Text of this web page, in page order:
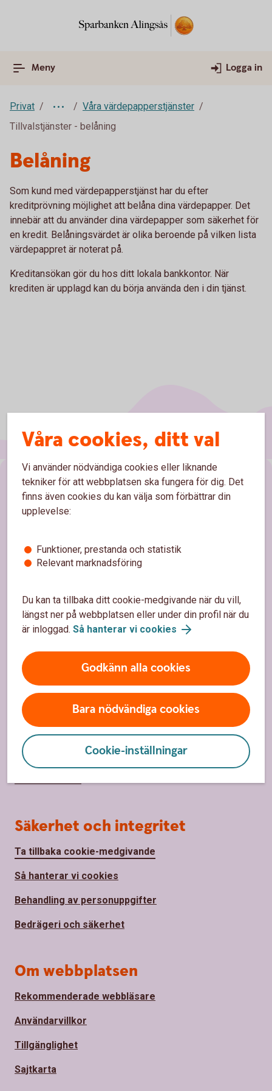
Meny Logga in
Privat
Våra värdepapperstjänster
Tillvalstjänster - belåning
Belåning
Som kund med värdepapperstjänst har du efter
kreditprövning möjlighet att belåna dina värdepapper. Det
innebär att du använder dina värdepapper som säkerhet för
en kredit. Belåningsvärdet är olika beroende på vilken lista
värdepappret är noterat på.
Kreditansökan gör du hos ditt lokala bankkontor. När
krediten är upplagd kan du börja använda den i din tjänst.
Våra cookies, ditt val
Vi använder nödvändiga cookies eller liknande
tekniker för att webbplatsen ska fungera för dig. Det
finns även cookies du kan välja som förbättrar din
upplevelse:
Funktioner, prestanda och statistik
Relevant marknadsföring
Du kan ta tillbaka ditt cookie-medgivande när du vill,
längst ner på webbplatsen eller under din profil när du
är inloggad. Så hanterar vi cookies
Godkänn alla cookies
Bara nödvändiga cookies
Cookie-inställningar
Sidfot
Hitta snabbt
Kontakta oss
Hitta bankkontor
Priser, räntor och kurser
Om oss
Om Sparbanken Alingsås
Hållbarhet
Samhällsengagemang
Press
Säkerhet och integritet
Ta tillbaka cookie-medgivande
Så hanterar vi cookies
Behandling av personuppgifter
Bedrägeri och säkerhet
Om webbplatsen
Rekommenderade webbläsare
Användarvillkor
Tillgänglighet
Sajtkarta